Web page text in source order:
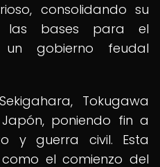
consolidando su
las bases para el
un gobierno feudal
Tokugawa
poniendo fin a
y guerra civil. Esta
el comienzo del